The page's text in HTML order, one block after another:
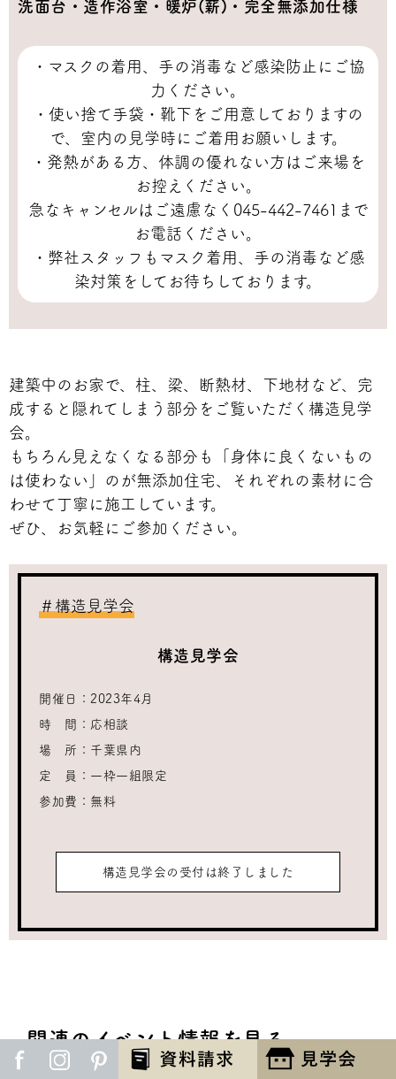
洗面台・造作浴室・暖炉(薪)・完全無添加仕様
・マスクの着用、手の消毒など感染防止にご協
力ください。
・使い捨て手袋・靴下をご用意しておりますの
で、室内の見学時にご着用お願いします。
・発熱がある方、体調の優れない方はご来場を
お控えください。
急なキャンセルはご遠慮なく045-442-7461まで
お電話ください。
・弊社スタッフもマスク着用、手の消毒など感
染対策をしてお待ちしております。
建築中のお家で、柱、梁、断熱材、下地材など、完
成すると隠れてしまう部分をご覧いただく構造見学
会。
もちろん見えなくなる部分も「身体に良くないもの
は使わない」のが無添加住宅、それぞれの素材に合
わせて丁寧に施工しています。
ぜひ、お気軽にご参加ください。
＃構造見学会
構造見学会
開催日： 2023年4月
時 間： 応相談
場 所： 千葉県内
定 員： 一枠一組限定
参加費： 無料
構造見学会の受付は終了しました
関連のイベント情報を見る